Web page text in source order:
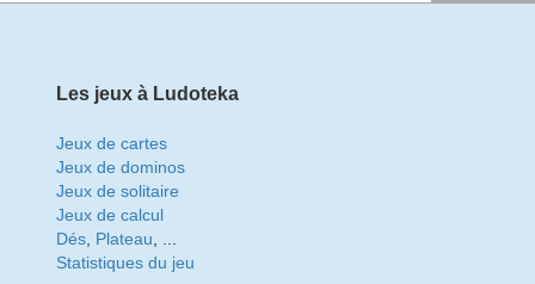
Les jeux à Ludoteka
Jeux de cartes
Jeux de dominos
Jeux de solitaire
Jeux de calcul
Dés, Plateau
Statistiques du jeu